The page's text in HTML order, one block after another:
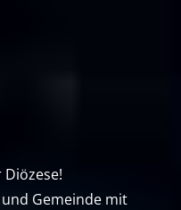
Gemeinde mit